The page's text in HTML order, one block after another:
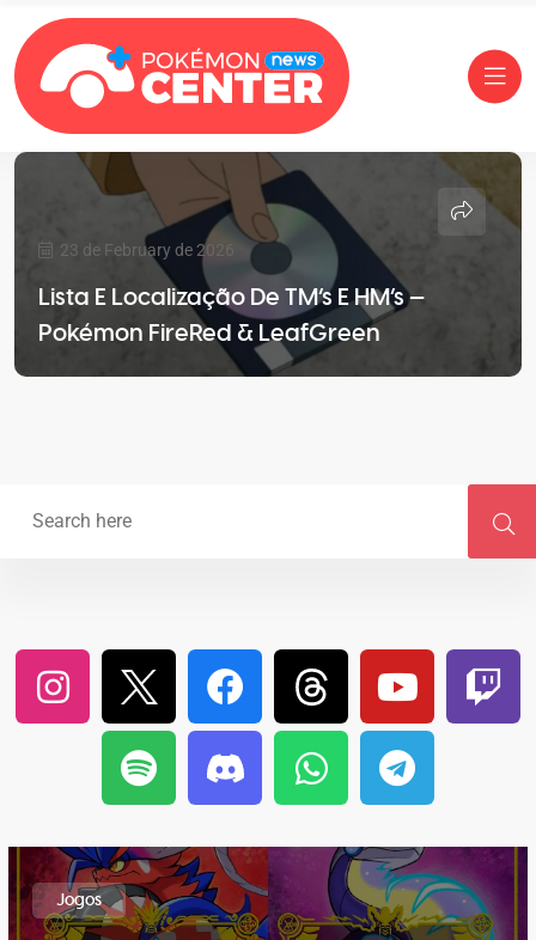
23 de February de 2026
Lista E Localização De TM’s E HM’s —
Pokémon FireRed & LeafGreen
Jogos